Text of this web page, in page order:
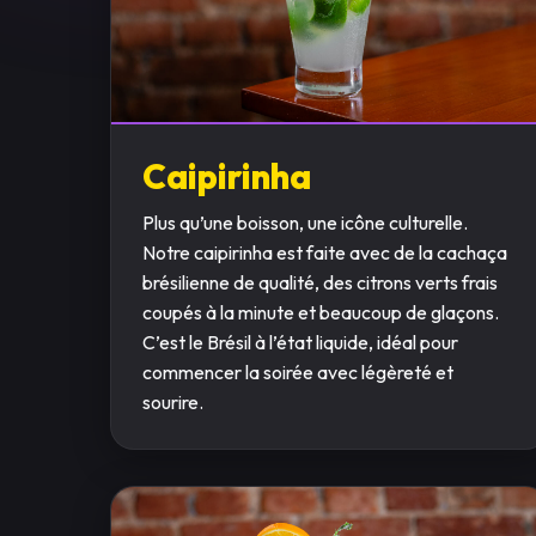
Caipirinha
Plus qu’une boisson, une icône culturelle.
Notre caipirinha est faite avec de la cachaça
brésilienne de qualité, des citrons verts frais
coupés à la minute et beaucoup de glaçons.
C’est le Brésil à l’état liquide, idéal pour
commencer la soirée avec légèreté et
sourire.